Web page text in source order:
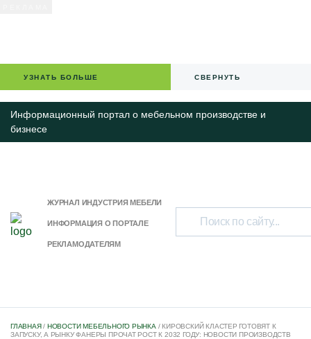
УЗНАТЬ БОЛЬШЕ СВЕРНУТЬ
Информационный портал о мебельном производстве и
бизнесе
ЖУРНАЛ ИНДУСТРИЯ МЕБЕЛИ
ИНФОРМАЦИЯ О ПОРТАЛЕ
РЕКЛАМОДАТЕЛЯМ
ГЛАВНАЯ/ НОВОСТИ МЕБЕЛЬНОГО РЫНКА / КИРОВСКИЙ КЛАСТЕР ГОТОВЯТ К
ЗАПУСКУ, А РЫНКУ ФАНЕРЫ ПРОЧАТ РОСТ К 2032 ГОДУ: НОВОСТИ ПРОИЗВОДСТВ